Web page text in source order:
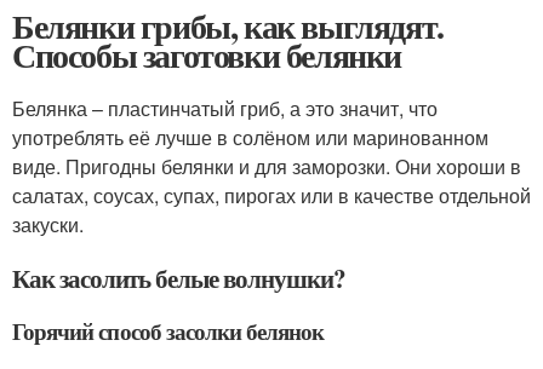
Белянки грибы, как выглядят.
Способы заготовки белянки
Белянка – пластинчатый гриб, а это значит, что
употреблять её лучше в солёном или маринованном
виде. Пригодны белянки и для заморозки. Они хороши в
салатах, соусах, супах, пирогах или в качестве отдельной
закуски.
Как засолить белые волнушки?
Горячий способ засолки белянок